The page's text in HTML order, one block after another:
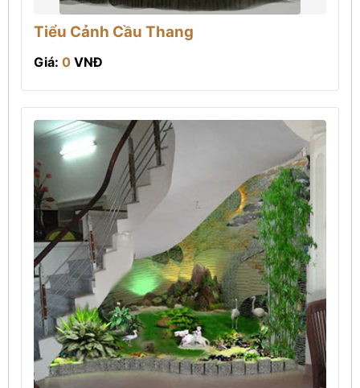
Tiểu Cảnh Cầu Thang
Giá: 0 VNĐ